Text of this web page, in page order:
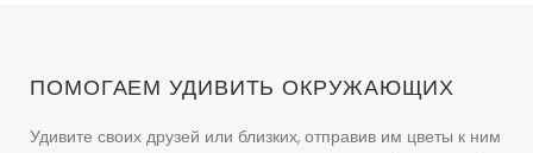
товара.
ПОМОГАЕМ УДИВИТЬ ОКРУЖАЮЩИХ
Удивите своих друзей или близких, отправив им цветы к ним